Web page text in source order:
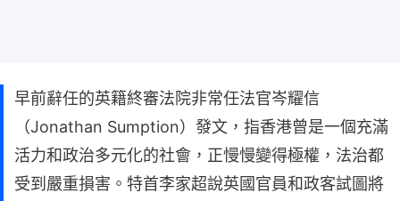
早前辭任的英籍終審法院非常任法官岑耀信
（Jonathan Sumption）發文，指香港曾是一個充滿
活力和政治多元化的社會，正慢慢變得極權，法治都
受到嚴重損害。特首李家超說英國官員和政客試圖將